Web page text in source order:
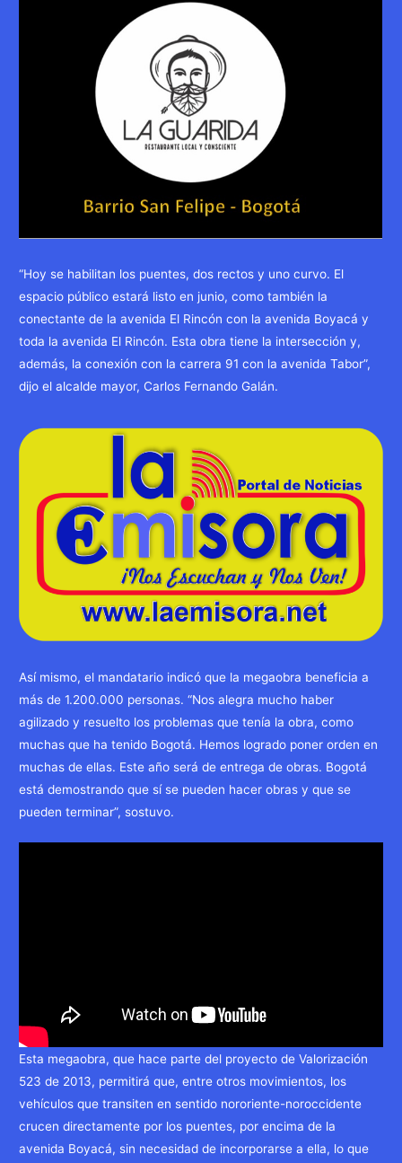
“Hoy se habilitan los puentes, dos rectos y uno curvo. El
espacio público estará listo en junio, como también la
conectante de la avenida El Rincón con la avenida Boyacá y
toda la avenida El Rincón. Esta obra tiene la intersección y,
además, la conexión con la carrera 91 con la avenida Tabor”,
dijo el alcalde mayor, Carlos Fernando Galán.
Así mismo, el mandatario indicó que la megaobra beneficia a
más de 1.200.000 personas. “Nos alegra mucho haber
agilizado y resuelto los problemas que tenía la obra, como
muchas que ha tenido Bogotá. Hemos logrado poner orden en
muchas de ellas. Este año será de entrega de obras. Bogotá
está demostrando que sí se pueden hacer obras y que se
pueden terminar”, sostuvo.
Esta megaobra, que hace parte del proyecto de Valorización
523 de 2013, permitirá que, entre otros movimientos, los
vehículos que transiten en sentido nororiente-noroccidente
crucen directamente por los puentes, por encima de la
avenida Boyacá, sin necesidad de incorporarse a ella, lo que